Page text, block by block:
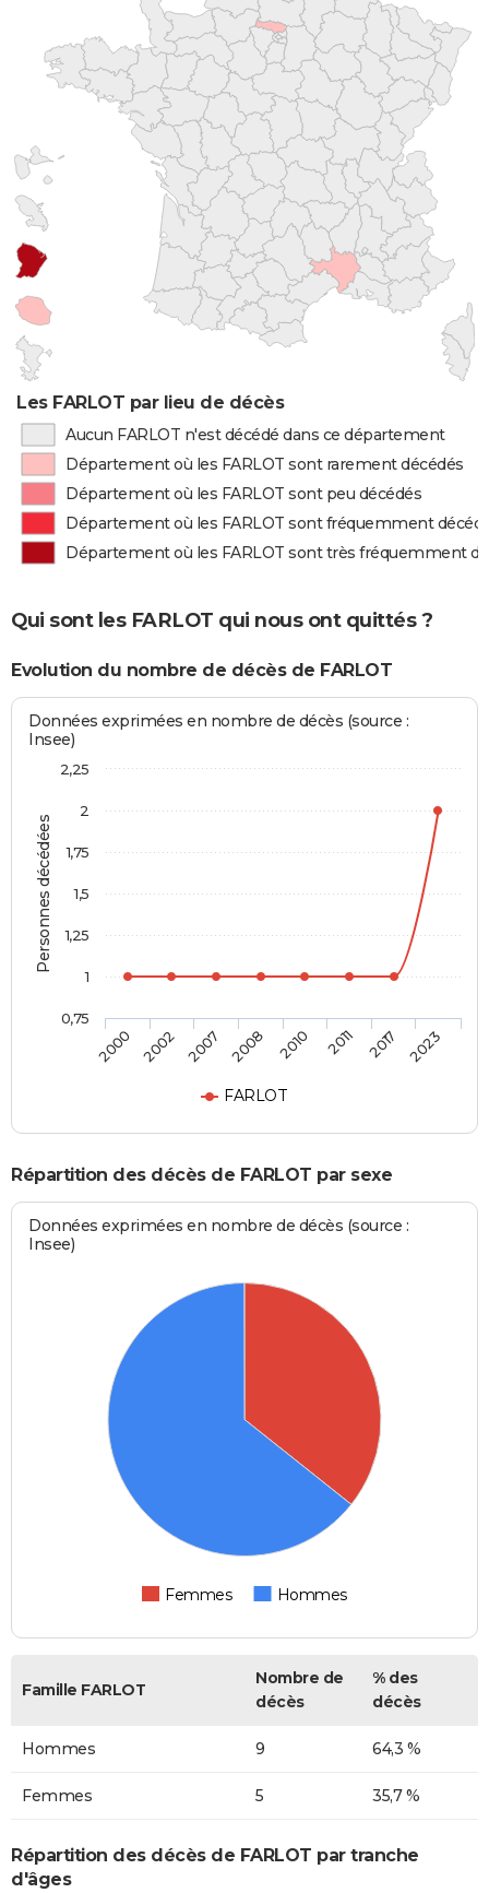
Les FARLOT par lieu de décès
Aucun FARLOT n'est décédé dans ce département
Département où les FARLOT sont rarement décédés
Département où les FARLOT sont peu décédés
Département où les FARLOT sont fréquemment
Département où les FARLOT sont très fréquemment
Qui sont les FARLOT qui nous ont quittés ?
Evolution du nombre de décès de FARLOT
Personnes décédées
Données exprimées en nombre de décès (source :
Insee)
FARLOT
2000 2002 2007 2008 2010 2011 2017 2023
0,75
1
1,25
1,5
1,75
2
2,25
Répartition des décès de FARLOT par sexe
Données exprimées en nombre de décès (source :
Insee)
Femmes Hommes
Famille FARLOT
Nombre de
décès
% des
décès
Hommes 9 64,3 %
Femmes 5 35,7 %
Répartition des décès de FARLOT par tranche
d'âges